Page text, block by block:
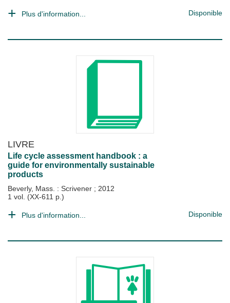
Plus d'information... Disponible
LIVRE
Life cycle assessment handbook : a
guide for environmentally sustainable
products
Beverly, Mass. : Scrivener ; 2012
1 vol. (XX-611 p.)
Plus d'information... Disponible